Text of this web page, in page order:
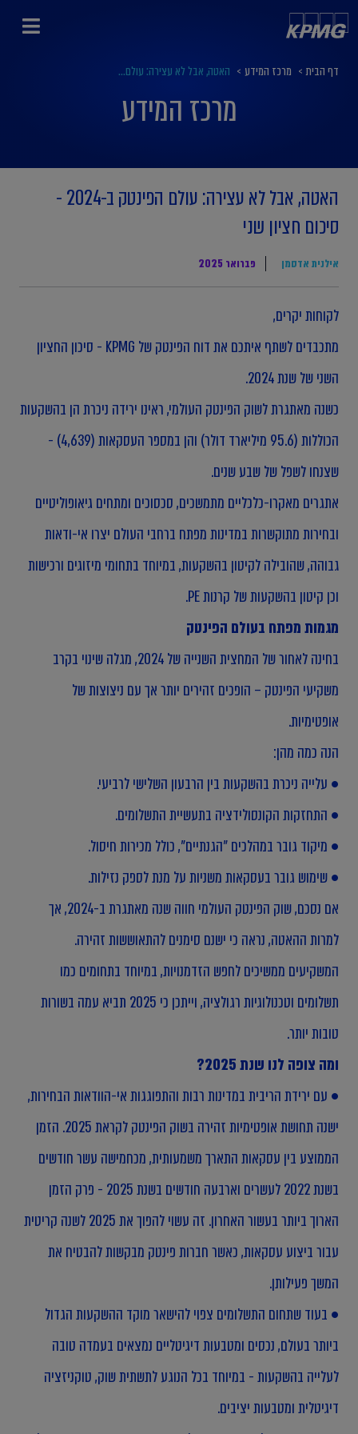
דף הבית > מרכז המידע > האטה, אבל לא עצירה: עולם...
מרכז המידע
האטה, אבל לא עצירה: עולם הפינטק ב-2024 -
סיכום חציון שני
אילנית אדסמן פברואר 2025
לקוחות יקרים,
מתכבדים לשתף איתכם את דוח הפינטק של KPMG - סיכון החציון
השני של שנת 2024.
כשנה מאתגרת לשוק הפינטק העולמי, ראינו ירידה ניכרת הן בהשקעות
הכוללות (95.6 מיליארד דולר) והן במספר העסקאות (4,639) -
שצנחו לשפל של שבע שנים.
אתגרים מאקרו-כלכליים מתמשכים, סכסוכים ומתחים גיאופוליטיים
ובחירות מתוקשרות במדינות מפתח ברחבי העולם יצרו אי-ודאות
גבוהה, שהובילה לקיטון בהשקעות, במיוחד בתחומי מיזוגים ורכישות
וכן קיטון בהשקעות של קרנות PE.
מגמות מפתח בעולם הפינטק
בחינה לאחור של המחצית השנייה של 2024, מגלה שינוי בקרב
משקיעי הפינטק – הופכים זהירים יותר אך עם ניצוצות של
אופטימיות.
הנה כמה מהן:
• עלייה ניכרת בהשקעות בין הרבעון השלישי לרביעי.
• התחזקות הקונסולידציה בתעשיית התשלומים.
• מיקוד גובר במהלכים "הגנתיים", כולל מכירות חיסול.
• שימוש גובר בעסקאות משניות על מנת לספק נזילות.
אם נסכם, שוק הפינטק העולמי חווה שנה מאתגרת ב-2024, אך
למרות ההאטה, נראה כי ישנם סימנים להתאוששות זהירה.
המשקיעים ממשיכים לחפש הזדמנויות, במיוחד בתחומים כמו
תשלומים וטכנולוגיות רגולציה, וייתכן כי 2025 תביא עמה בשורות
טובות יותר.
ומה צופה לנו שנת 2025?
• עם ירידת הריבית במדינות רבות והתפוגגות אי-הוודאות הבחירות,
ישנה תחושת אופטימיות זהירה בשוק הפינטק לקראת 2025. הזמן
הממוצע בין עסקאות התארך משמעותית, מכחמישה עשר חודשים
בשנת 2022 לעשרים וארבעה חודשים בשנת 2025 - פרק הזמן
הארוך ביותר בעשור האחרון. זה עשוי להפוך את 2025 לשנה קריטית
עבור ביצוע עסקאות, כאשר חברות פינטק מבקשות להבטיח את
המשך פעילותן.
• בעוד שתחום התשלומים צפוי להישאר מוקד ההשקעות הגדול
ביותר בעולם, נכסים ומטבעות דיגיטליים נמצאים בעמדה טובה
לעלייה בהשקעות - במיוחד בכל הנוגע לתשתית שוק, טוקניזציה
דיגיטלית ומטבעות יציבים.